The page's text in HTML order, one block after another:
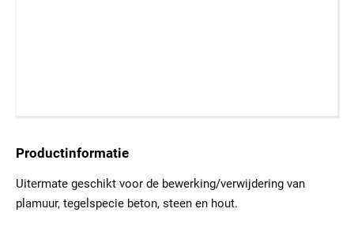
Productinformatie
Uitermate geschikt voor de bewerking/verwijdering van
plamuur, tegelspecie beton, steen en hout.